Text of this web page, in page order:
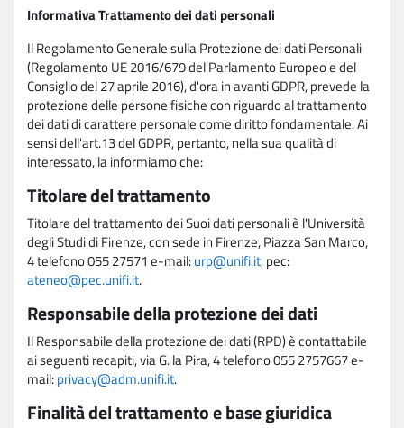
Informativa Trattamento dei dati personali
Il Regolamento Generale sulla Protezione dei dati Personali
(Regolamento UE 2016/679 del Parlamento Europeo e del
Consiglio del 27 aprile 2016), d'ora in avanti GDPR, prevede la
protezione delle persone fisiche con riguardo al trattamento
dei dati di carattere personale come diritto fondamentale. Ai
sensi dell'art.13 del GDPR, pertanto, nella sua qualità di
interessato, la informiamo che:
Titolare del trattamento
Titolare del trattamento dei Suoi dati personali è l'Università
degli Studi di Firenze, con sede in Firenze, Piazza San Marco,
4 telefono 055 27571 e-mail:urp@unifi.it, pec:
ateneo@pec.unifi.it.
Responsabile della protezione dei dati
Il Responsabile della protezione dei dati (RPD) è contattabile
ai seguenti recapiti, via G. la Pira, 4 telefono 055 2757667 e-
mail:privacy@adm.unifi.it.
Finalità del trattamento e base giuridica